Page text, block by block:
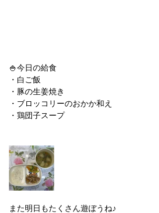
🍚今日の給食
・白ご飯
・豚の生姜焼き
・ブロッコリーのおかか和え
・鶏団子スープ
また明日もたくさん遊ぼうね♪